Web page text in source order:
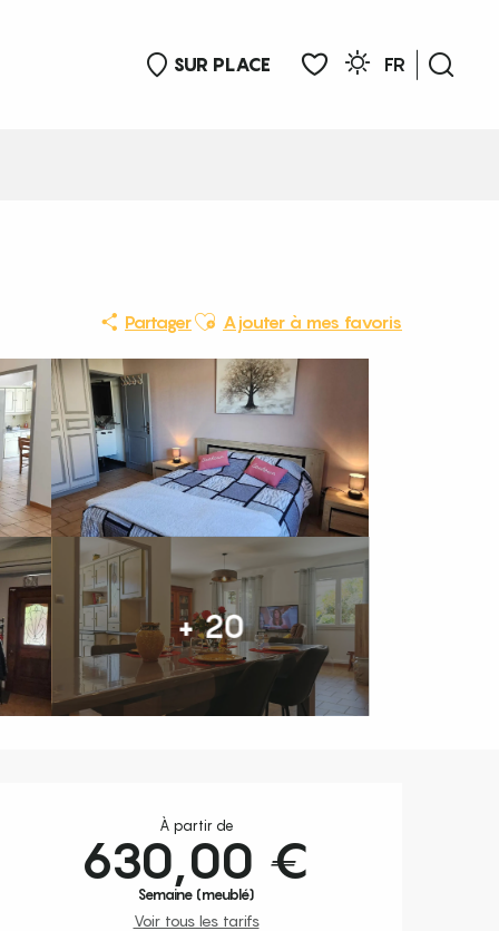
SUR PLACE
FR
PartagerAjouter aux favoris
Ajouter à mes favoris
+ 20
et coordonnées
À partir de
630,00 €
Semaine (meublé)
Voir tous les tarifs